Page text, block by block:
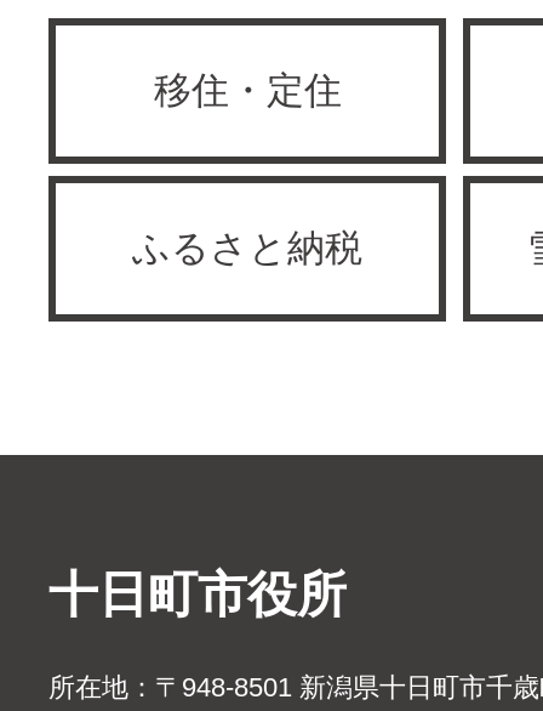
移住・定住
ふるさと納税
十日町市役所
所在地：〒948-8501 新潟県十日町市千